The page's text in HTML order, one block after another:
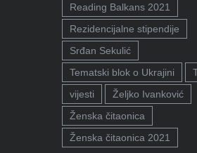
Reading Balkans 2021
Rezidencijalne stipendije
Srđan Sekulić
Tematski blok o Ukrajini
vijesti
Željko Ivanković
Ženska čitaonica
Ženska čitaonica 2021